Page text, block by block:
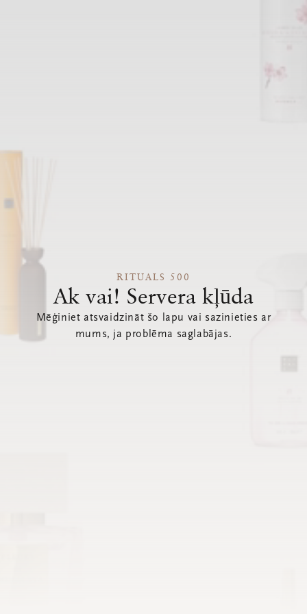
RITUALS 500
Ak vai! Servera kļūda
Mēģiniet atsvaidzināt šo lapu vai sazinieties ar
mums, ja problēma saglabājas.